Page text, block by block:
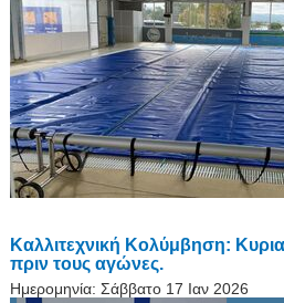
Καλλιτεχνική Κολύμβηση:
πριν τους αγώνες.
Ημερομηνία: Σάββατο 17 Ιαν 2026